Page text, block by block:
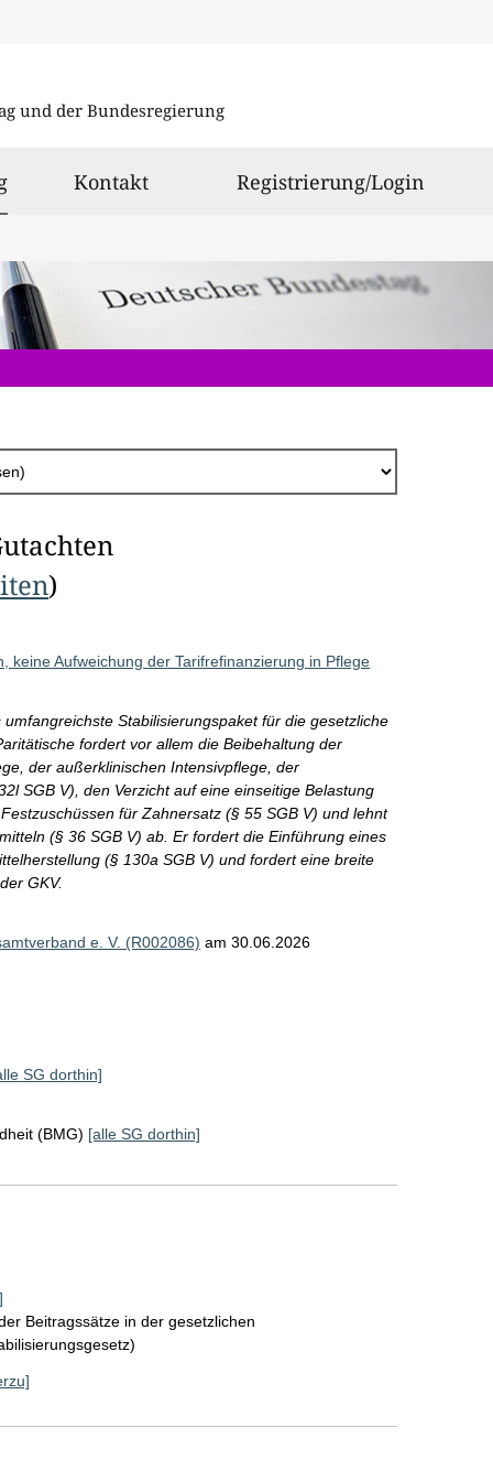
und der Bundesregierung
ausgewählt
Kontakt Registrierung/Login
)
keine Aufweichung der Tarifrefinanzierung in Pflege
Stabilisierungspaket für die gesetzliche
fordert vor allem die Beibehaltung der
der außerklinischen Intensivpflege, der
SGB V), den Verzicht auf eine einseitige Belastung
für Zahnersatz (§ 55 SGB V) und lehnt
(§ 36 SGB V) ab. Er fordert die Einführung eines
(§ 130a SGB V) und fordert eine breite
GKV.
e. V. (R002086) am 30.06.2026
SG dorthin]
(BMG) [alle SG dorthin]
Beitragssätze in der gesetzlichen